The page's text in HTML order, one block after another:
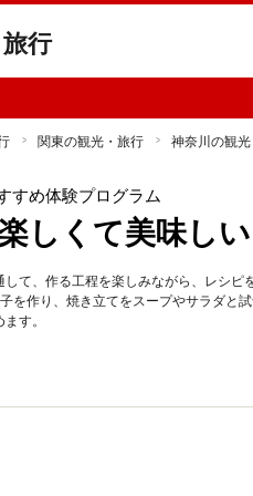
旅行
関東の観光・旅行 神奈川の観
すめ体験プログラム
しくて美味しい
て、作る工程を楽しみながら、レシ
を作り、焼き立てをスープやサラダと
す。